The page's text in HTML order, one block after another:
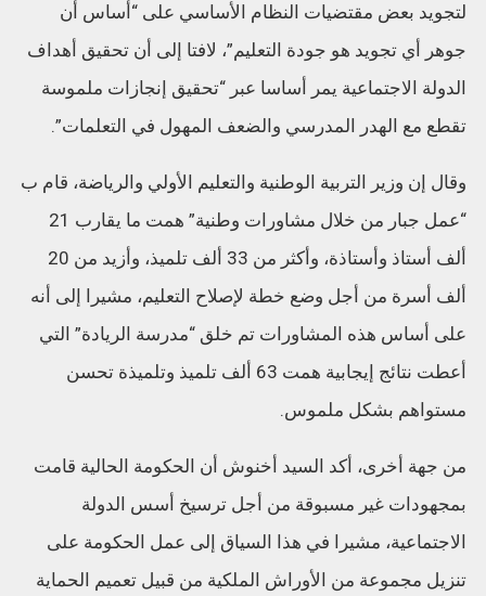
لتجويد بعض مقتضيات النظام الأساسي على “أساس أن
جوهر أي تجويد هو جودة التعليم”، لافتا إلى أن تحقيق أهداف
الدولة الاجتماعية يمر أساسا عبر “تحقيق إنجازات ملموسة
تقطع مع الهدر المدرسي والضعف المهول في التعلمات”.
وقال إن وزير التربية الوطنية والتعليم الأولي والرياضة، قام ب
“عمل جبار من خلال مشاورات وطنية” همت ما يقارب 21
ألف أستاذ وأستاذة، وأكثر من 33 ألف تلميذ، وأزيد من 20
ألف أسرة من أجل وضع خطة لإصلاح التعليم، مشيرا إلى أنه
على أساس هذه المشاورات تم خلق “مدرسة الريادة” التي
أعطت نتائج إيجابية همت 63 ألف تلميذ وتلميذة تحسن
مستواهم بشكل ملموس.
من جهة أخرى، أكد السيد أخنوش أن الحكومة الحالية قامت
بمجهودات غير مسبوقة من أجل ترسيخ أسس الدولة
الاجتماعية، مشيرا في هذا السياق إلى عمل الحكومة على
تنزيل مجموعة من الأوراش الملكية من قبيل تعميم الحماية